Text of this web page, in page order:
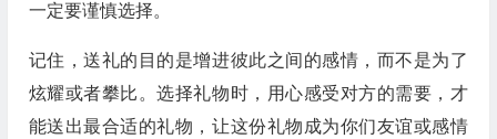
一定要谨慎选择。
记住，送礼的目的是增进彼此之间的感情，而不是为了
炫耀或者攀比。选择礼物时，用心感受对方的需要，才
能送出最合适的礼物，让这份礼物成为你们友谊或感情